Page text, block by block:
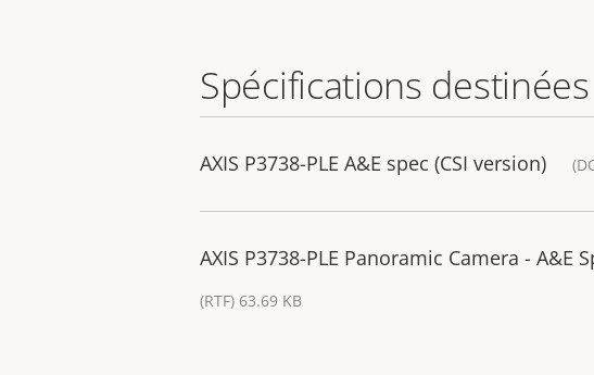
Spécifications
AXIS P3738-PLE A&E spec (CSI version)
AXIS P3738-PLE Panoramic Camera - A&E
(RTF) 63.69 KB